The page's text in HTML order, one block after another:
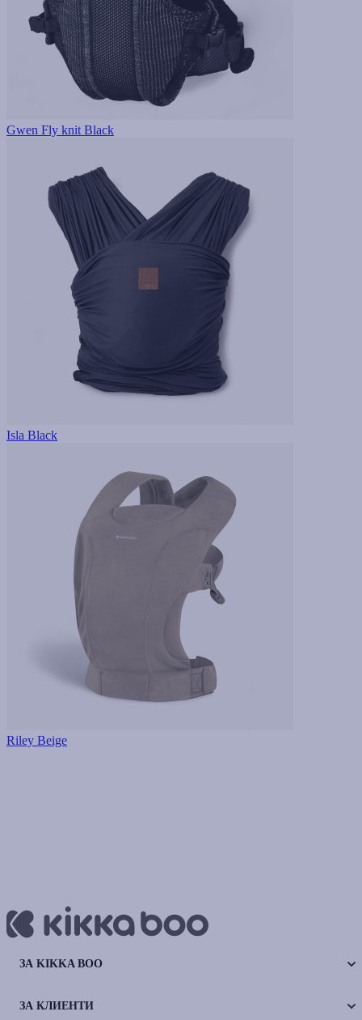
Gwen Fly knit Black
Isla Black
Riley Beige
ЗА KIKKA BOO
ЗА КЛИЕНТИ